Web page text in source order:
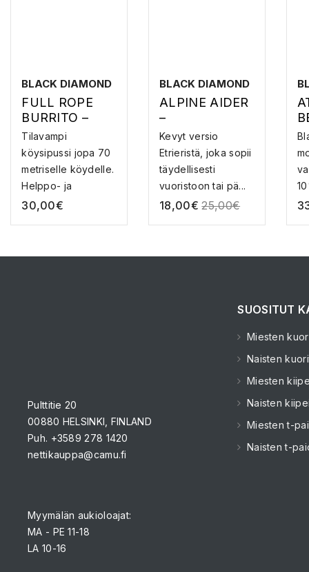
BLACK DIAMOND
FULL ROPE
BURRITO –
KÖYSIPUSSI
Tilavampi
köysipussi jopa 70
metriselle köydelle.
Helppo- ja
nopeak...
30,00€
BLACK DIAMOND
ALPINE AIDER
–
KÖYSITIKKAAT
Kevyt versio
Etrieristä, joka sopii
täydellisesti
vuoristoon tai pä...
18,00€ 25,00€
–
Pulttitie 20
00880 HELSINKI, FINLAND
Puh. +3589 278 1420
nettikauppa@camu.fi
Myymälän aukioloajat:
MA - PE 11-18
LA 10-16
SUOSITUT
Miesten
Naisten
Miesten
Naisten
Miesten t-
Naisten t-